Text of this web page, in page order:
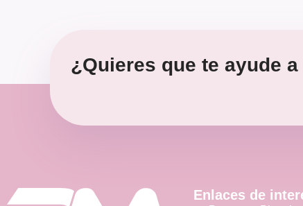
¿Quieres que te ayude
Enlaces de